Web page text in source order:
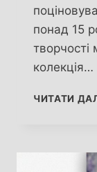
понад 15
творчості
колекція…
ЧИТАТИ